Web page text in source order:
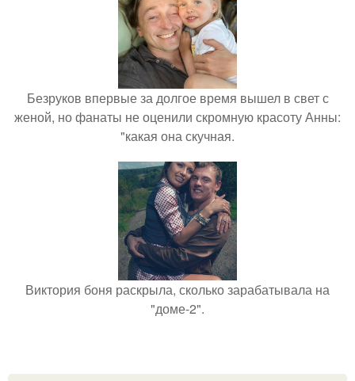
Безруков впервые за долгое время вышел в свет с
женой, но фанаты не оценили скромную красоту Анны:
"какая она скучная.
Виктория боня раскрыла, сколько зарабатывала на
"доме-2".